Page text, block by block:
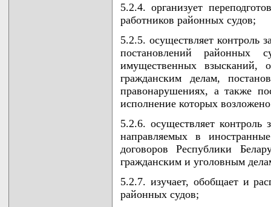
5.2.4. организует
работников районных судов;
5.2.5. осуществляет контроль
постановлений
имущественных взысканий,
гражданским делам,
правонарушениях, а также
исполнение которых
5.2.6. осуществляет
направляемых в
договоров Республики
гражданским и уголовным
5.2.7. изучает, обобщает и
районных судов;